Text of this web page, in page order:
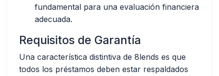
fundamental para una evaluación financiera
adecuada.
Requisitos de Garantía
Una característica distintiva de 8lends es que
todos los préstamos deben estar respaldados